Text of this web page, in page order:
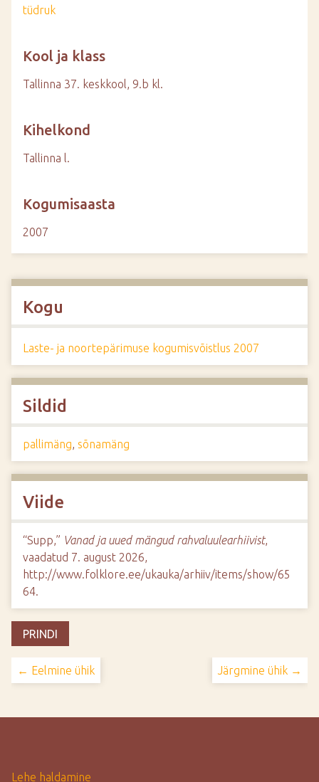
tüdruk
Kool ja klass
Tallinna 37. keskkool, 9.b kl.
Kihelkond
Tallinna l.
Kogumisaasta
2007
Kogu
Laste- ja noortepärimuse kogumisvõistlus 2007
Sildid
pallimäng, sõnamäng
Viide
“Supp,” Vanad ja uued mängud rahvaluulearhiivist,
vaadatud 7. august 2026,
http://www.folklore.ee/ukauka/arhiiv/items/show/65
64.
PRINDI
← Eelmine ühik Järgmine ühik →
Lehe haldamine